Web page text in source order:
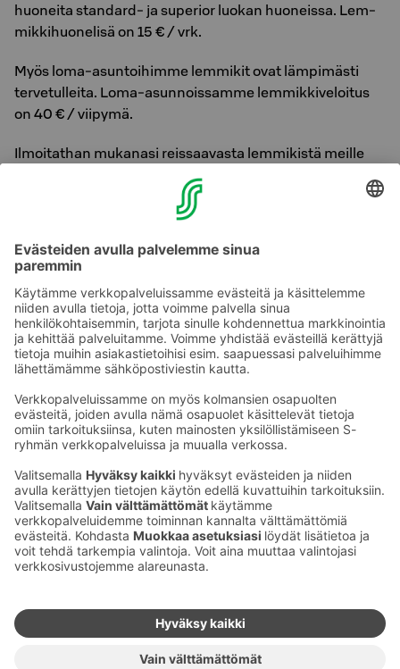
huo­nei­ta stan­dard- ja su­pe­rior luo­kan huo­neis­sa. Lem­
mik­ki­huo­ne­li­sä on 15 € / vrk.
Myös loma-asun­toi­him­me lem­mi­kit ovat läm­pi­mäs­ti
ter­ve­tul­lei­ta. Loma-asun­nois­sam­me lem­mik­ki­ve­loi­tus
on 40 € / vii­py­mä.
Il­moi­tat­han mu­ka­na­si reis­saa­vas­ta lem­mi­kis­tä meil­le
en­nak­koon säh­kö­pos­til­la tai pu­he­li­mit­se, jotta voim­me
val­mis­tel­la huo­neen Teitä var­ten.
mu­ka­na­si ve­loi­tuk­set­ta ma­joit­tues­sa­si S-Card-etui­hin
oi­keut­ta­val­la hin­nal­la (pois lu­kien S-Card pal­kin­to­yöt).
S-Card on hen­ki­lö­koh­tai­nen työ­mat­kus­ta­jan kanta-
asia­kas­kort­ti, jonka voit ti­la­ta osoit­tees­tawww.​scard.​fi
Ota yhteyttä
Hotellien yhteystiedot
Asiakaspalvelun yhteystiedot›
Palaute
Anna palautetta
Sokos Hotels uutiskirje
Tilaa uutiskirje
Saat Sokos Hotellien uusimmat
edut ja uutiset sähköpostiisi
kuukausittain.
Palkinnot ja sertifikaatit
Sokos Hotels somessa
Sokos Hotels
Facebookissa
Sokos Hotels
Sokos
Hotels
Sokos
Hotels